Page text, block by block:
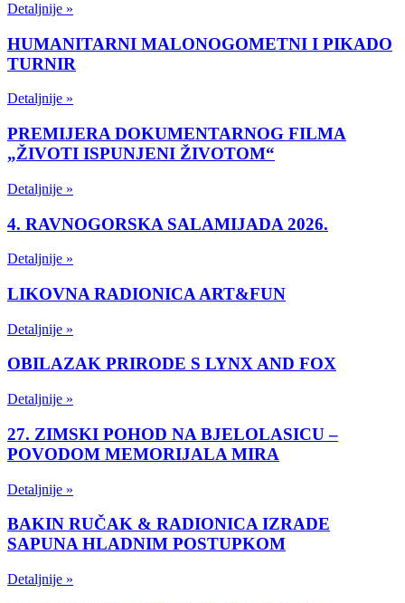
Detaljnije »
HUMANITARNI MALONOGOMETNI I PIKADO
TURNIR
Detaljnije »
PREMIJERA DOKUMENTARNOG FILMA
„ŽIVOTI ISPUNJENI ŽIVOTOM“
Detaljnije »
4. RAVNOGORSKA SALAMIJADA 2026.
Detaljnije »
LIKOVNA RADIONICA ART&FUN
Detaljnije »
OBILAZAK PRIRODE S LYNX AND FOX
Detaljnije »
27. ZIMSKI POHOD NA BJELOLASICU –
POVODOM MEMORIJALA MIRA
Detaljnije »
BAKIN RUČAK & RADIONICA IZRADE
SAPUNA HLADNIM POSTUPKOM
Detaljnije »